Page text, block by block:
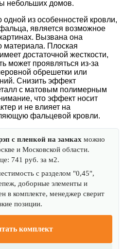
небольших домов.
из особенностей кровли,
является возможное
Вызвана она
материала. Плоская
достаточной жесткости,
может проявляться из-за
обрешетки или
Снизить эффект
с матовым полимерным
что эффект носит
и не влияет на
фальцевой кровли.
с пленкой на замках можно
и Московской области.
741 руб. за м2.
с разделом "0,45",
доборные элементы и
в комплекте, менеджер сверит
позиции.
комплект